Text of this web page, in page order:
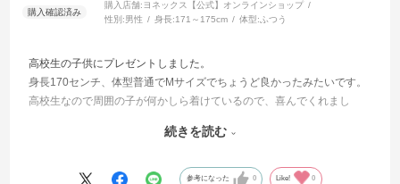
購入店舗: ヨネックス【公式】オンラインショップ
性別:男性 身長:171～175cm 体型: ふつう
高校生の子供にプレゼントしました。
身長170センチ、体型普通でMサイズでちょうど良かったみたいです。
高校生なので周囲の子が何かしら着けているので、喜んでくれまし
邪魔にならないか心配でしたが、案外安定しているようで気にならな
気分的にも効果があるようで、高校内ランク戦でワンランクアップし
続きを読む
参考になった 0 Like! 0